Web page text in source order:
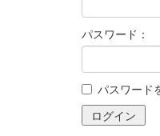
パスワード：
パスワード